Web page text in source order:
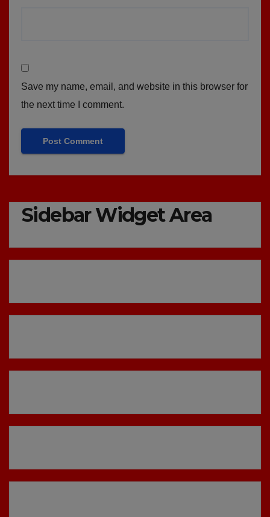
Save my name, email, and website in this browser for
the next time I comment.
Sidebar Widget Area